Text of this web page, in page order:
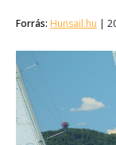
Forrás: Hunsail.hu |